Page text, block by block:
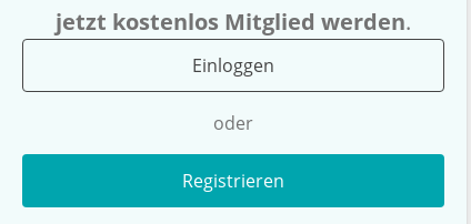
jetzt kostenlos Mitglied werden.
Einloggen
oder
Registrieren